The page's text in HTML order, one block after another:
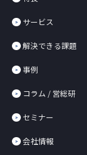
サービス
解決できる課題
事例
コラム / 営総研
セミナー
会社情報